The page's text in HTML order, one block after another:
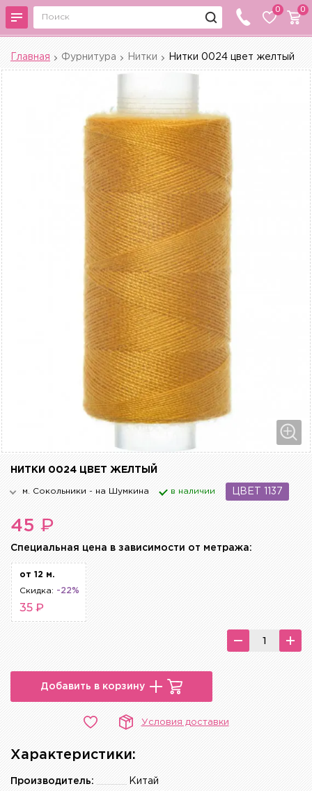
0 0
Главная Фурнитура Нитки Нитки 0024 цвет желтый
НИТКИ 0024 ЦВЕТ ЖЕЛТЫЙ
м. Сокольники - на Шумкина в наличии ЦВЕТ 1137
45 ₽
Cпециальная цена в зависимости от метража:
от 12 м.
Скидка: -22%
35 ₽
Добавить в корзину
Условия доставки
Характеристики:
Китай
Производитель: